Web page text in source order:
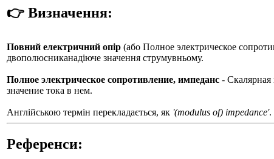
👉 Визначення:
Повний електричний опір (або Полное электрическое
двополюсниканадіюче значення струмувньому.
Полное электрическое сопротивление, импеданс -
значение тока в нем.
Англійською термін перекладається, як '(modulus of) impedance'.
Референси: